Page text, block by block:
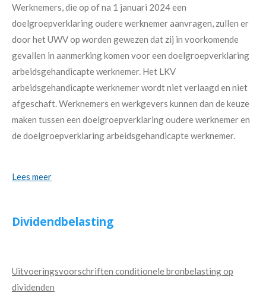
Werknemers, die op of na 1 januari 2024 een
doelgroepverklaring oudere werknemer aanvragen, zullen er
door het UWV op worden gewezen dat zij in voorkomende
gevallen in aanmerking komen voor een doelgroepverklaring
arbeidsgehandicapte werknemer. Het LKV
arbeidsgehandicapte werknemer wordt niet verlaagd en niet
afgeschaft. Werknemers en werkgevers kunnen dan de keuze
maken tussen een doelgroepverklaring oudere werknemer en
de doelgroepverklaring arbeidsgehandicapte werknemer.
Lees meer
Dividendbelasting
Uitvoeringsvoorschriften conditionele bronbelasting op
dividenden